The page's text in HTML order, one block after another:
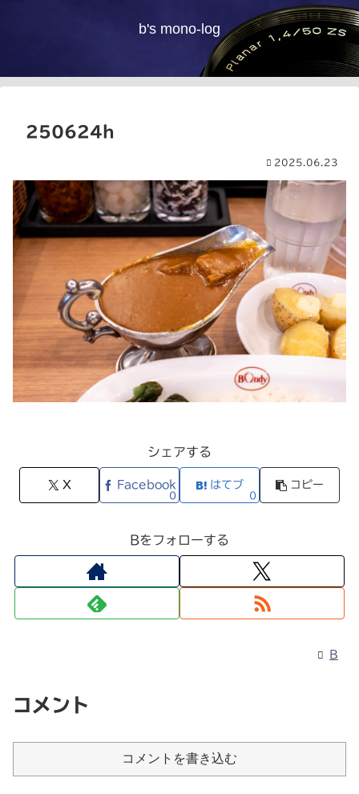
b's mono-log
250624h
2025.06.23
シェアする
X Facebook
0
はてブ
0
コピー
Bをフォローする
B
コメント
コメントを書き込む